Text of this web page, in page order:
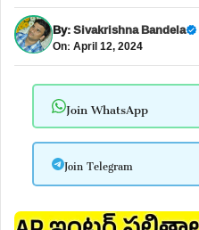
By:Sivakrishna Bandela
On: April 12, 2024
Join WhatsApp
Join Telegram